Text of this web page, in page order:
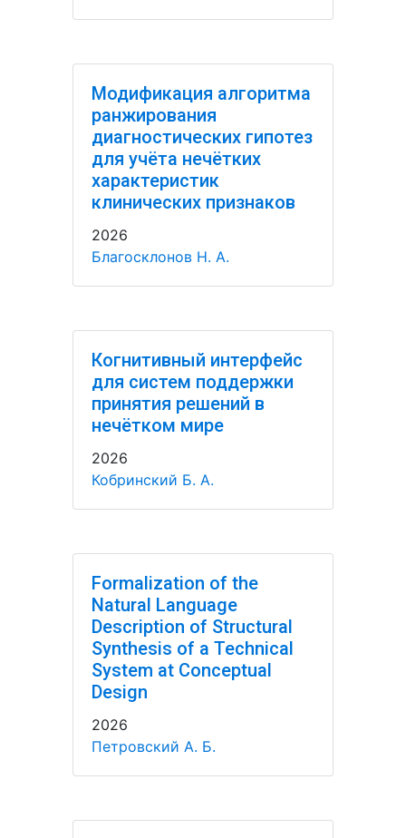
Модификация алгоритма
ранжирования
диагностических гипотез
для учёта нечётких
характеристик
клинических признаков
2026
Благосклонов Н. А.
Когнитивный интерфейс
для систем поддержки
принятия решений в
нечётком мире
2026
Кобринский Б. А.
Formalization of the
Natural Language
Description of Structural
Synthesis of a Technical
System at Conceptual
Design
2026
Петровский А. Б.